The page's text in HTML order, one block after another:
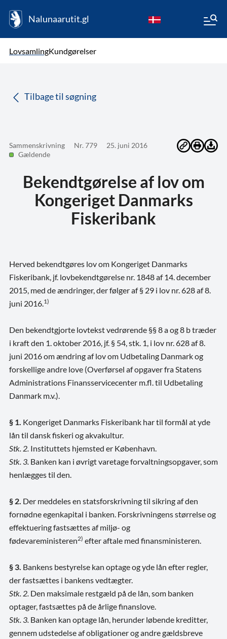
Nalunaarutit.gl
LovsamlingKundgørelser
Tilbage til søgning
Sammenskrivning Nr. 779
25. juni 2016
Gældende
Bekendtgørelse af lov om
Kongeriget Danmarks
Fiskeribank
Herved bekendtgøres lov om Kongeriget Danmarks
Fiskeribank, jf. lovbekendtgørelse nr. 1848 af 14. december
2015, med de ændringer, der følger af § 29 i lov nr. 628 af 8.
juni 2016. 1)
Den bekendtgjorte lovtekst vedrørende §§ 8 a og 8 b træder
i kraft den 1. oktober 2016, jf. § 54, stk. 1, i lov nr. 628 af 8.
juni 2016 om ændring af lov om Udbetaling Danmark og
forskellige andre love (Overførsel af opgaver fra Statens
Administrations Finansservicecenter m.fl. til Udbetaling
Danmark m.v.).
§ 1. Kongeriget Danmarks Fiskeribank har til formål at yde
lån til dansk fiskeri og akvakultur.
Stk. 2. Instituttets hjemsted er København.
Stk. 3. Banken kan i øvrigt varetage forvaltningsopgaver, som
henlægges til den.
§ 2. Der meddeles en statsforskrivning til sikring af den
fornødne egenkapital i banken. Forskrivningens størrelse og
effektuering fastsættes af miljø- og
fødevareministeren2) efter aftale med finansministeren.
§ 3. Bankens bestyrelse kan optage og yde lån efter regler,
der fastsættes i bankens vedtægter.
Stk. 2. Den maksimale restgæld på de lån, som banken
optager, fastsættes på de årlige finanslove.
Stk. 3. Banken kan optage lån, herunder løbende kreditter,
gennem udstedelse af obligationer og andre gældsbreve